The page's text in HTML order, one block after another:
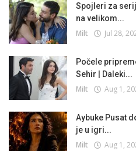
Spojleri za
na velikom...
Milt Jul 28,
Počele
Sehir | Daleki...
Milt Aug 1,
Aybuke Pusat
je u igri...
Milt Aug 1,